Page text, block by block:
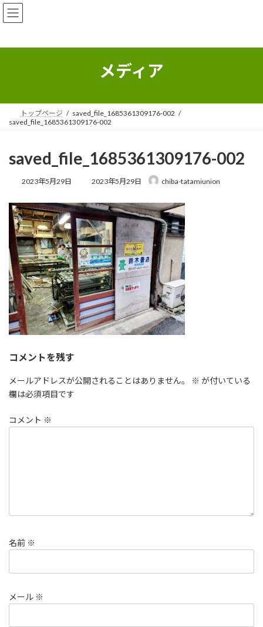
コ
ン
ナ
ビ
メディア
トップページ
saved_file_1685361309176-002
saved_file_1685361309176-002
saved_file_1685361309176-002
2023年5月29日
最
新
日
時
:
2023年5月29日 chiba-tatamiunion
コメントを残す
メールアドレスが公開されることはありません。 ※ が付いている
欄は必須項目です
コメント ※
名前 ※
メール ※